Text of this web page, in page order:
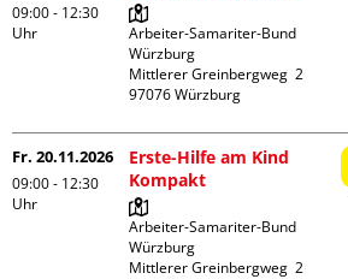
09:00 - 12:30
Uhr
Arbeiter-Samariter-Bund
Würzburg
Mittlerer Greinbergweg  2
Fr. 20.11.2026
09:00 - 12:30
Uhr
Erste-Hilfe am Kind
Kompakt
Arbeiter-Samariter-Bund
Würzburg
Mittlerer Greinbergweg  2